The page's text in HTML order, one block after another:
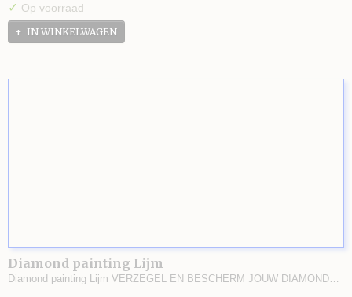
✓ Op voorraad
IN WINKELWAGEN
Diamond painting Lijm
Diamond painting Lijm VERZEGEL EN BESCHERM JOUW DIAMOND…